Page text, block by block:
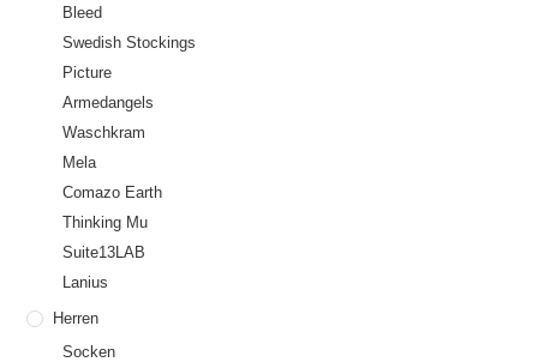
Bleed
Swedish Stockings
Picture
Armedangels
Waschkram
Mela
Comazo Earth
Thinking Mu
Suite13LAB
Lanius
Herren
Socken